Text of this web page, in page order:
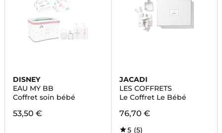
DISNEY
EAU MY BB
Coffret soin bébé
53,50 €
JACADI
LES COFFRETS
Le Coffret Le Bébé
76,70 €
5 (5)